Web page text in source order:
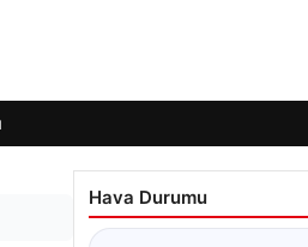
Hava Durumu